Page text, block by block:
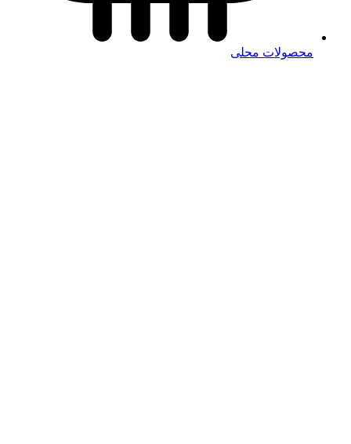
محصولات محلی